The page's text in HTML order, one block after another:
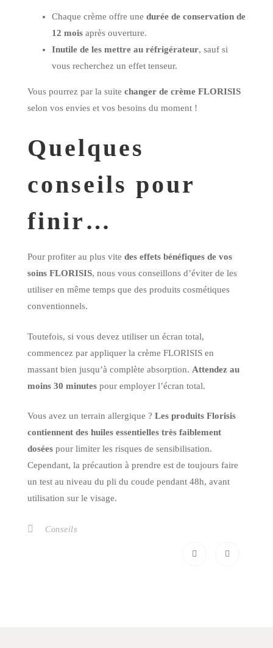
Chaque crème offre une durée de conservation de
12 mois après ouverture.
Inutile de les mettre au réfrigérateur, sauf si
vous recherchez un effet tenseur.
Vous pourrez par la suite changer de crème FLORISIS
selon vos envies et vos besoins du moment !
Quelques
conseils pour
finir…
Pour profiter au plus vite des effets bénéfiques de vos
soins FLORISIS, nous vous conseillons d’éviter de les
utiliser en même temps que des produits cosmétiques
conventionnels.
Toutefois, si vous devez utiliser un écran total,
commencez par appliquer la crème FLORISIS en
massant bien jusqu’à complète absorption. Attendez au
moins 30 minutes pour employer l’écran total.
Vous avez un terrain allergique ? Les produits Florisis
contiennent des huiles essentielles très faiblement
dosées pour limiter les risques de sensibilisation.
Cependant, la précaution à prendre est de toujours faire
un test au niveau du pli du coude pendant 48h, avant
utilisation sur le visage.
Conseils